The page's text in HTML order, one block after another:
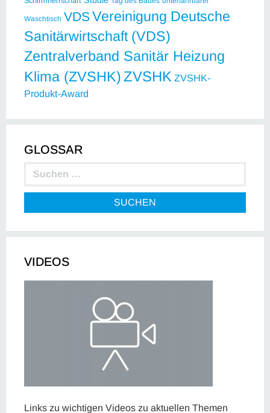
Waschtisch VDSVereinigung Deutsche
Sanitärwirtschaft (VDS)
Zentralverband Sanitär Heizung
Klima (ZVSHK)ZVSHK ZVSHK-
Produkt-Award
GLOSSAR
SUCHEN
VIDEOS
Links zu wichtigen Videos zu aktuellen Themen